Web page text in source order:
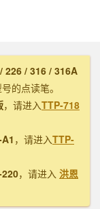
226 / 316 / 316A
的点读笔。
，请进入TTP-718
，请进入TTP-
，请进入 洪恩